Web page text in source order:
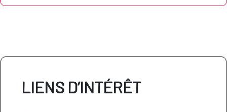
LIENS D’INTÉRÊT